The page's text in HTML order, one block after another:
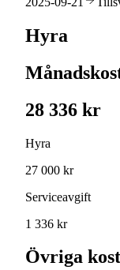
Hyra
28 336 kr
Hyra
27 000 kr
Serviceavgift
1 336 kr
Övriga